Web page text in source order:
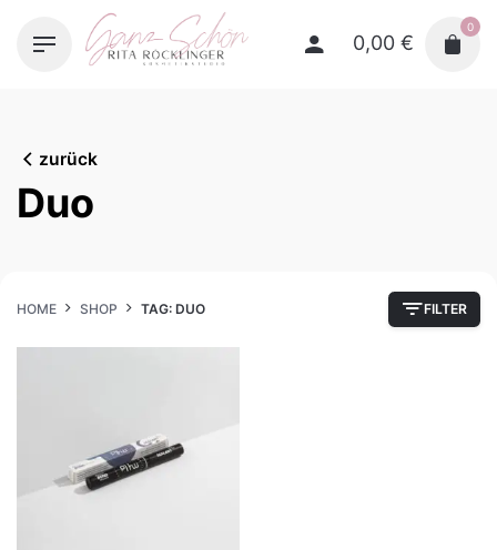
0,00 €
0
zurück
Duo
HOME SHOP TAG: DUO FILTER